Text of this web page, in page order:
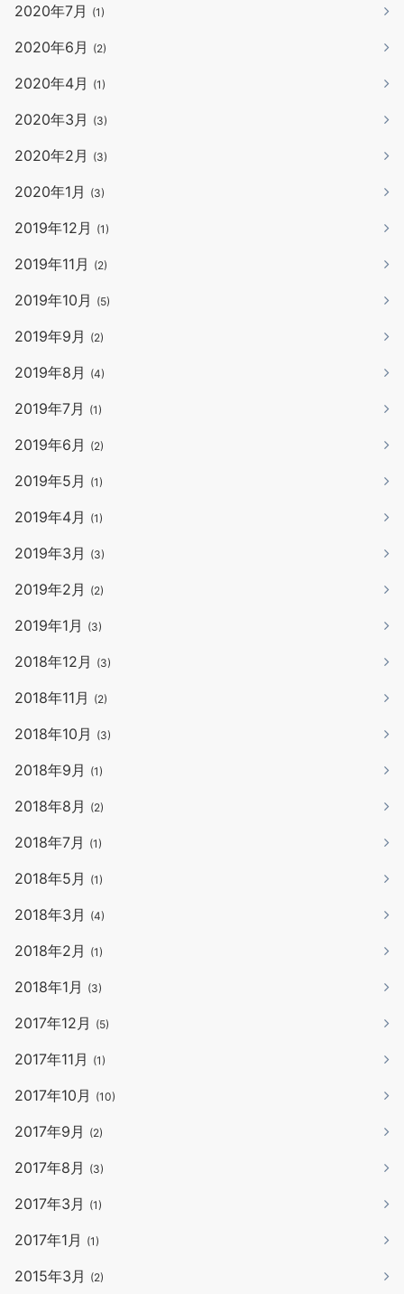
2020年7月 (1)
2020年6月 (2)
2020年4月 (1)
2020年3月 (3)
2020年2月 (3)
2020年1月 (3)
2019年12月 (1)
2019年11月 (2)
2019年10月 (5)
2019年9月 (2)
2019年8月 (4)
2019年7月 (1)
2019年6月 (2)
2019年5月 (1)
2019年4月 (1)
2019年3月 (3)
2019年2月 (2)
2019年1月 (3)
2018年12月 (3)
2018年11月 (2)
2018年10月 (3)
2018年9月 (1)
2018年8月 (2)
2018年7月 (1)
2018年5月 (1)
2018年3月 (4)
2018年2月 (1)
2018年1月 (3)
2017年12月 (5)
2017年11月 (1)
2017年10月 (10)
2017年9月 (2)
2017年8月 (3)
2017年3月 (1)
2017年1月 (1)
2015年3月 (2)